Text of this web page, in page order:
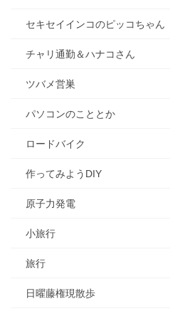
セキセイインコのピッコちゃん
チャリ通勤＆ハナコさん
ツバメ営巣
パソコンのこととか
ロードバイク
作ってみようDIY
原子力発電
小旅行
旅行
日曜藤権現散歩